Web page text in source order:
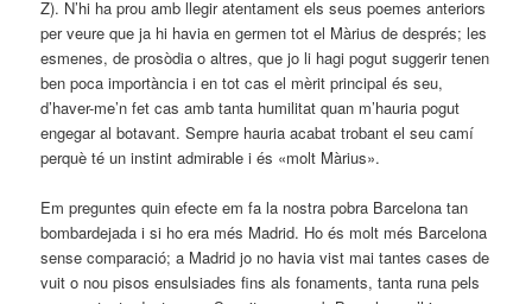
Z). N’hi ha prou amb llegir atentament els seus poemes anteriors
per veure que ja hi havia en germen tot el Màrius de després; les
esmenes, de prosòdia o altres, que jo li hagi pogut suggerir tenen
ben poca importància i en tot cas el mèrit principal és seu,
d’haver-me’n fet cas amb tanta humilitat quan m’hauria pogut
engegar al botavant. Sempre hauria acabat trobant el seu camí
perquè té un instint admirable i és «molt Màrius».
Em preguntes quin efecte em fa la nostra pobra Barcelona tan
bombardejada i si ho era més Madrid. Ho és molt més Barcelona
sense comparació; a Madrid jo no havia vist mai tantes cases de
vuit o nou pisos ensulsiades fins als fonaments, tanta runa pels